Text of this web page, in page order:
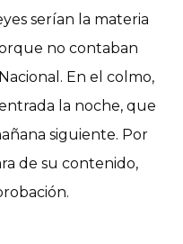
serían la materia
no contaban
En el colmo,
la noche, que
siguiente. Por
de su contenido,